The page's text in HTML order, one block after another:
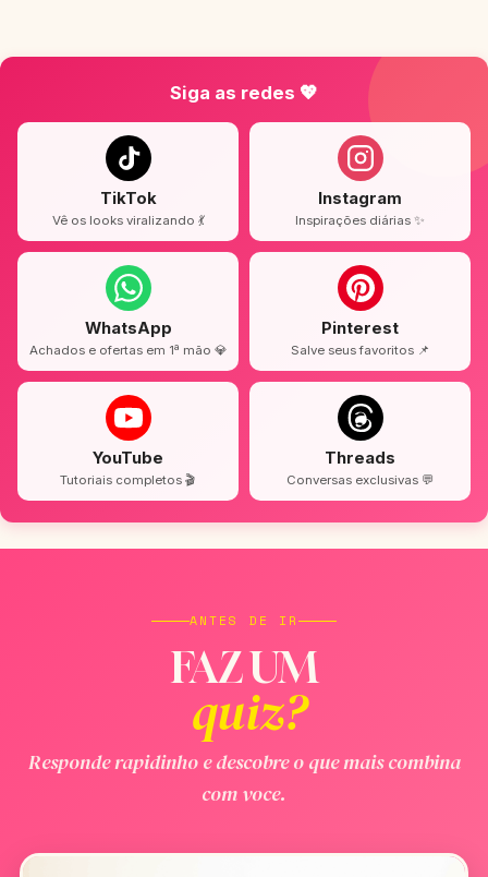
Siga as redes 💖
TikTok
Vê os looks viralizando 💃
Instagram
Inspirações diárias ✨
WhatsApp
Achados e ofertas em 1ª mão 💎
Pinterest
Salve seus favoritos 📌
YouTube
Tutoriais completos 🎬
Threads
Conversas exclusivas 💬
ANTES DE IR
FAZ UM
quiz?
Responde rapidinho e descobre o que mais combina
com voce.